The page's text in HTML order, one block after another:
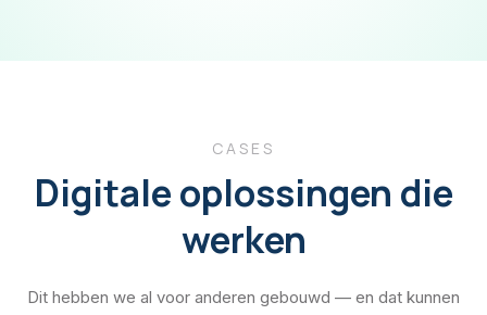
CASES
Digitale oplossingen die
werken
Dit hebben we al voor anderen gebouwd — en dat kunnen